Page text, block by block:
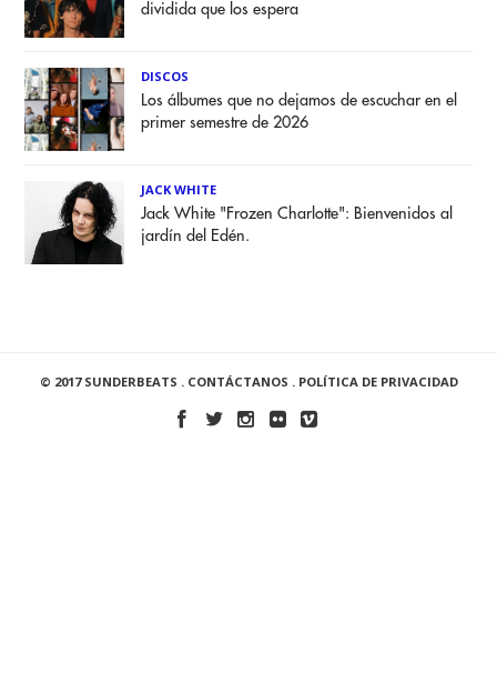
dividida que los espera
DISCOS
Los álbumes que no dejamos de escuchar en el
primer semestre de 2026
JACK WHITE
Jack White "Frozen Charlotte": Bienvenidos al
jardín del Edén.
© 2017 SUNDERBEATS . CONTÁCTANOS . POLÍTICA DE PRIVACIDAD